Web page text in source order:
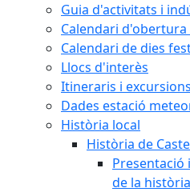
Guia d'activitats i
Calendari
Calendari de dies
Llocs d'interès
Itineraris i excursions
Dades estació
Història local
Història de
Presentació
de la